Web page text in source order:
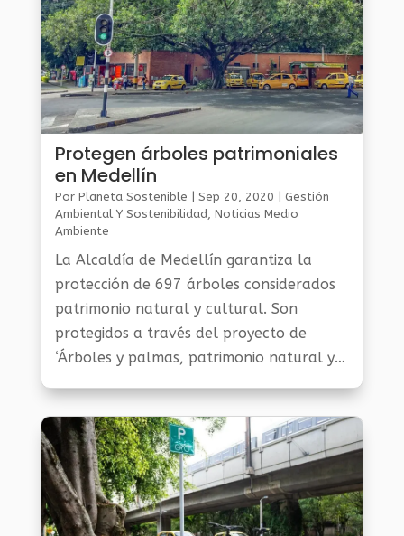
Protegen árboles patrimoniales
en Medellín
Por Planeta Sostenible Sep 20, 2020
Gestión
Ambiental Y Sostenibilidad
Noticias Medio
Ambiente
La Alcaldía de Medellín garantiza la
protección de 697 árboles considerados
patrimonio natural y cultural. Son
protegidos a través del proyecto de
‘Árboles y palmas, patrimonio natural y